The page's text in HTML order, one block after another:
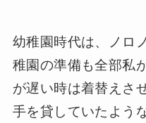
幼稚園時代は、ノロ
稚園の準備も全部私
が遅い時は着替えさ
手を貸していたよう